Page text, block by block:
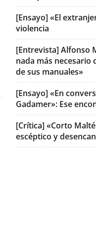
[Ensayo] «El
violencia
[Entrevista] Alfonso
nada más necesario
de sus manuales»
[Ensayo] «En
Gadamer»: Ese
[Crítica] «Corto
escéptico y